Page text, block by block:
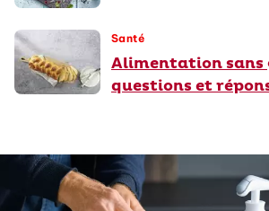
Santé
Alimentation sans
questions et